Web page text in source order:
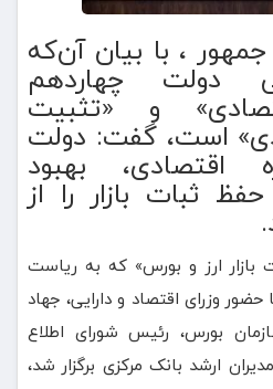
، با بیان آن‌که
دولت چهاردهم
و «تثبیت
است، گفت: دولت
اقتصادی، بهبود
ثبات بازار را از
ارز و بورس» که به ریاست
وزرای اقتصاد و دارایی، جهاد
بورس، رئیس شورای اطلاع
ارشد بانک مرکزی برگزار شد،